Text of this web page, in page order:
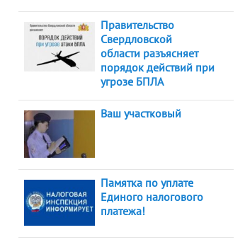
Правительство
Свердловской
области разъясняет
порядок действий при
угрозе БПЛА
Ваш участковый
Памятка по уплате
Единого налогового
платежа!